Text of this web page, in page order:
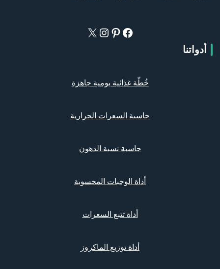
أدواتنا
خُطّة غذائية يومية جاهزة
حاسبة السعرات الحرارية
حاسبة نسبة الدهون
أداة الوجبات المحسوبة
أداة تتبع السعرات
أداة توزيع الماكروز